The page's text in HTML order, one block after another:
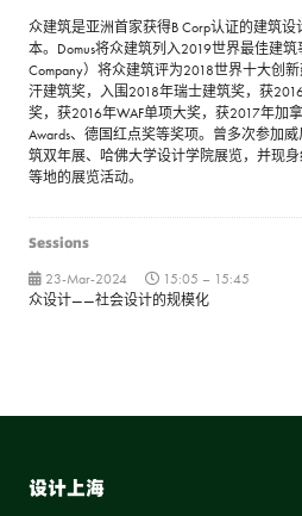
众建筑是亚洲首家获得B Corp认证的建筑
本。Domus将众建筑列入2019世界最佳建
Company）将众建筑评为2018世界十大创
汗建筑奖，入围2018年瑞士建筑奖，获
奖，获2016年WAF单项大奖，获2017年加
Awards、德国红点奖等奖项。曾多次参加
筑双年展、哈佛大学设计学院展览，并现
等地的展览活动。
Sessions
23-Mar-2024
15:05 – 15:45
众设计——社会设计的规模化
设计上海